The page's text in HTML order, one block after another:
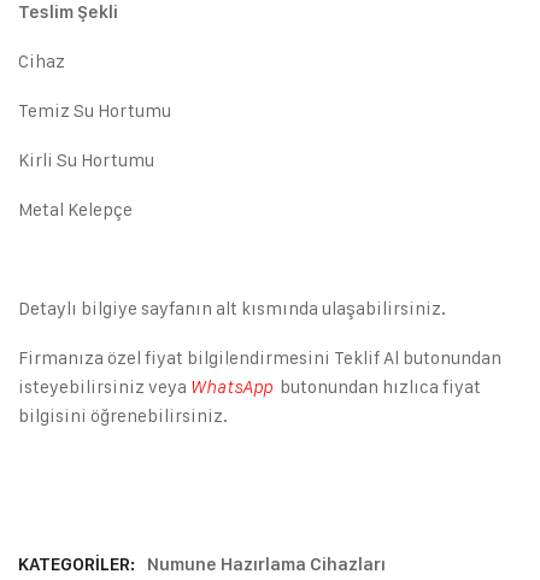
Teslim Şekli
Cihaz
Temiz Su Hortumu
Kirli Su Hortumu
Metal Kelepçe
Detaylı bilgiye sayfanın alt kısmında ulaşabilirsiniz.
Firmanıza özel fiyat bilgilendirmesini Teklif Al butonundan
isteyebilirsiniz veya WhatsApp butonundan hızlıca fiyat
bilgisini öğrenebilirsiniz.
KATEGORILER: Numune Hazırlama Cihazları